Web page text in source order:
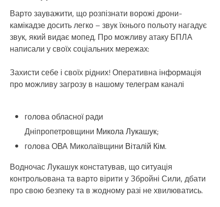
Варто зауважити, що розпізнати ворожі дрони-
камікадзе досить легко – звук їхнього польоту нагадує
звук, який видає мопед. Про можливу атаку БПЛА
написали у своїх соціальних мережах:
Захисти себе і своїх рідних! Оперативна інформація
про можливу загрозу в нашому телеграм каналі
голова обласної ради
Дніпропетровщини Микола Лукашук;
голова ОВА Миколаївщини Віталій Кім.
Водночас Лукашук констатував, що ситуація
контрольована та варто вірити у Збройні Сили, дбати
про свою безпеку та в жодному разі не хвилюватись.